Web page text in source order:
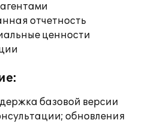
отчетность
ценности
базовой версии
обновления